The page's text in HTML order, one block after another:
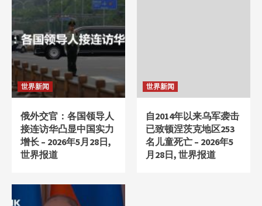
世界新闻
俄外交官：各国领导人
接连访华凸显中国实力
增长 – 2026年5月28日,
世界报道
世界新闻
自2014年以来乌军袭击
已致顿涅茨克地区253
名儿童死亡 – 2026年5
月28日, 世界报道